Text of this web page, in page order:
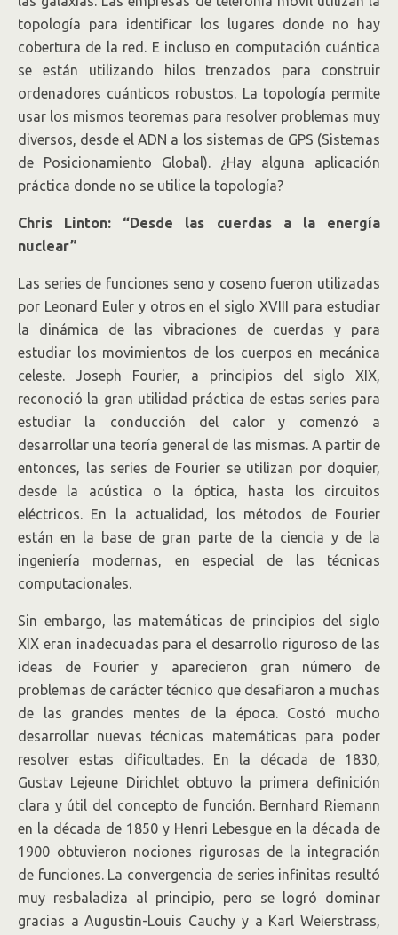
topología para identificar los lugares donde no hay
cobertura de la red. E incluso en computación cuántica
se están utilizando hilos trenzados para construir
ordenadores cuánticos robustos. La topología permite
usar los mismos teoremas para resolver problemas muy
diversos, desde el ADN a los sistemas de GPS (Sistemas
de Posicionamiento Global). ¿Hay alguna aplicación
práctica donde no se utilice la topología?
Chris Linton: “Desde las cuerdas a la energía
nuclear”
Las series de funciones seno y coseno fueron utilizadas
por Leonard Euler y otros en el siglo XVIII para estudiar
la dinámica de las vibraciones de cuerdas y para
estudiar los movimientos de los cuerpos en mecánica
celeste. Joseph Fourier, a principios del siglo XIX,
reconoció la gran utilidad práctica de estas series para
estudiar la conducción del calor y comenzó a
desarrollar una teoría general de las mismas. A partir de
entonces, las series de Fourier se utilizan por doquier,
desde la acústica o la óptica, hasta los circuitos
eléctricos. En la actualidad, los métodos de Fourier
están en la base de gran parte de la ciencia y de la
ingeniería modernas, en especial de las técnicas
computacionales.
Sin embargo, las matemáticas de principios del siglo
XIX eran inadecuadas para el desarrollo riguroso de las
ideas de Fourier y aparecieron gran número de
problemas de carácter técnico que desafiaron a muchas
de las grandes mentes de la época. Costó mucho
desarrollar nuevas técnicas matemáticas para poder
resolver estas dificultades. En la década de 1830,
Gustav Lejeune Dirichlet obtuvo la primera definición
clara y útil del concepto de función. Bernhard Riemann
en la década de 1850 y Henri Lebesgue en la década de
1900 obtuvieron nociones rigurosas de la integración
de funciones. La convergencia de series infinitas resultó
muy resbaladiza al principio, pero se logró dominar
gracias a Augustin-Louis Cauchy y a Karl Weierstrass,